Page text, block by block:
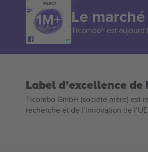
MERCI!
Le
Ticombo® est
Label d’excellence
Ticombo GmbH (société mère) est
recherche et de l’innovation de